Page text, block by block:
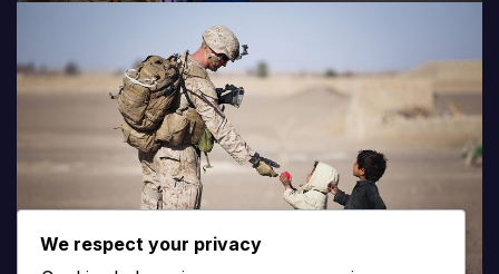
We respect your privacy